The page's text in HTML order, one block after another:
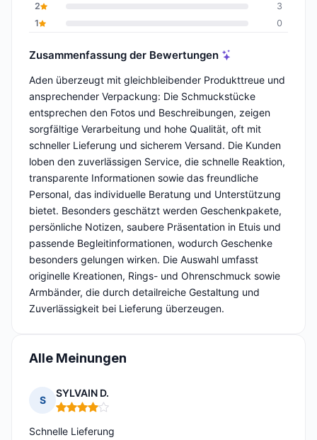
2
3
1
0
Zusammenfassung der Bewertungen
Aden überzeugt mit gleichbleibender Produkttreue und
ansprechender Verpackung: Die Schmuckstücke
entsprechen den Fotos und Beschreibungen, zeigen
sorgfältige Verarbeitung und hohe Qualität, oft mit
schneller Lieferung und sicherem Versand. Die Kunden
loben den zuverlässigen Service, die schnelle Reaktion,
transparente Informationen sowie das freundliche
Personal, das individuelle Beratung und Unterstützung
bietet. Besonders geschätzt werden Geschenkpakete,
persönliche Notizen, saubere Präsentation in Etuis und
passende Begleitinformationen, wodurch Geschenke
besonders gelungen wirken. Die Auswahl umfasst
originelle Kreationen, Rings- und Ohrenschmuck sowie
Armbänder, die durch detailreiche Gestaltung und
Zuverlässigkeit bei Lieferung überzeugen.
Alle Meinungen
S
SYLVAIN D.
Hinweis: 4 von 5
Schnelle Lieferung